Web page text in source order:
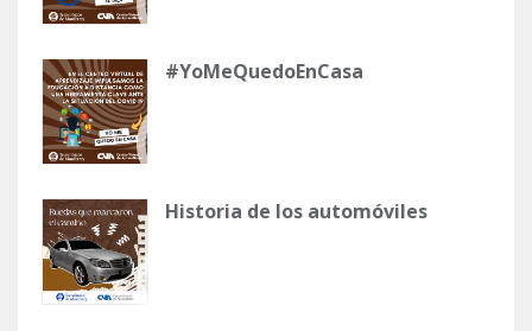
#YoMeQuedoEnCasa
Historia de los automóviles